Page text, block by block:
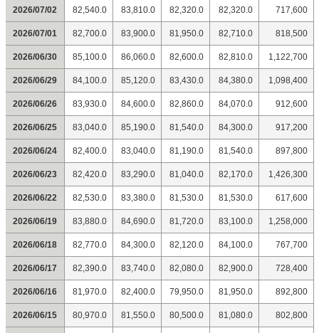
2026/07/02 82,540.0 83,810.0 82,320.0 82,320.0 717,600
2026/07/01 82,700.0 83,900.0 81,950.0 82,710.0 818,500
2026/06/30 85,100.0 86,060.0 82,600.0 82,810.0 1,122,700
2026/06/29 84,100.0 85,120.0 83,430.0 84,380.0 1,098,400
2026/06/26 83,930.0 84,600.0 82,860.0 84,070.0 912,600
2026/06/25 83,040.0 85,190.0 81,540.0 84,300.0 917,200
2026/06/24 82,400.0 83,040.0 81,190.0 81,540.0 897,800
2026/06/23 82,420.0 83,290.0 81,040.0 82,170.0 1,426,300
2026/06/22 82,530.0 83,380.0 81,530.0 81,530.0 617,600
2026/06/19 83,880.0 84,690.0 81,720.0 83,100.0 1,258,000
2026/06/18 82,770.0 84,300.0 82,120.0 84,100.0 767,700
2026/06/17 82,390.0 83,740.0 82,080.0 82,900.0 728,400
2026/06/16 81,970.0 82,400.0 79,950.0 81,950.0 892,800
2026/06/15 80,970.0 81,550.0 80,500.0 81,080.0 802,800